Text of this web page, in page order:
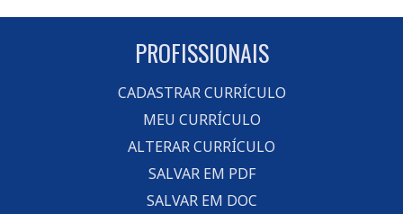
PROFISSIONAIS
CADASTRAR CURRÍCULO
MEU CURRÍCULO
ALTERAR CURRÍCULO
SALVAR EM PDF
SALVAR EM DOC